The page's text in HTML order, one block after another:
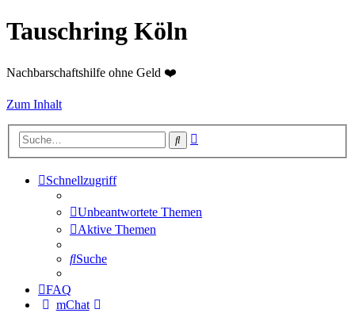
Tauschring Köln
Nachbarschaftshilfe ohne Geld ❤️
Zum Inhalt
Suche
Schnellzugriff
Unbeantwortete Themen
Aktive Themen
Suche
FAQ
mChat